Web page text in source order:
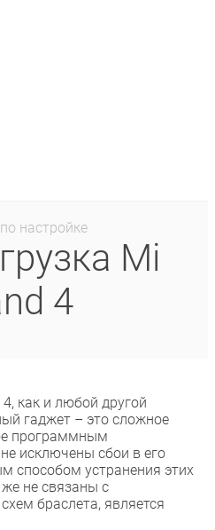
настройке
Mi
4
как и любой другой
гаджет – это сложное
программным
исключены сбои в его
способом устранения этих
не связаны с
браслета, является